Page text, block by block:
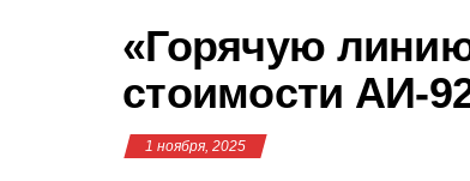
«Горячую
стоимости АИ-
1 ноября, 2025